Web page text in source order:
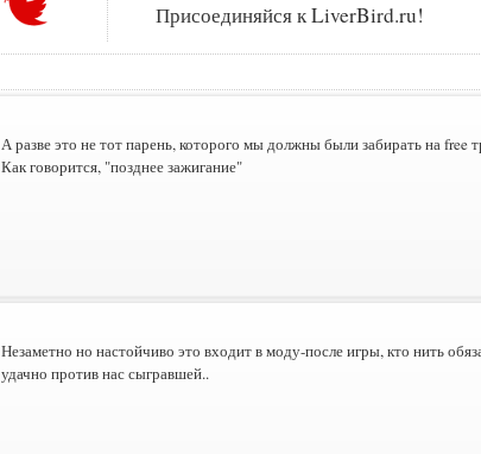
Присоединяйся к LiverBird.ru!
А разве это не тот парень, которого мы должны были забирать на free
Как говорится, "позднее зажигание"
Незаметно но настойчиво это входит в моду-после игры, кто нить
удачно против нас сыгравшей..